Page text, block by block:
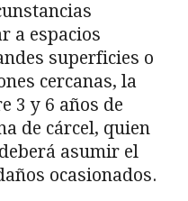
a espacios
superficies o
cercanas, la
3 y 6 años de
de cárcel, quien
asumir el
ocasionados.